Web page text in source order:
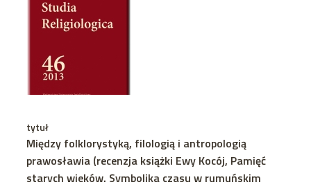
tytuł
Między folklorystyką, filologią i antropologią
prawosławia (recenzja książki Ewy Kocój, Pamięć
starych wieków. Symbolika czasu w rumuńskim